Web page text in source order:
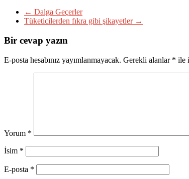
← Dalga Geçerler
Tüketicilerden fıkra gibi şikayetler →
Bir cevap yazın
E-posta hesabınız yayımlanmayacak. Gerekli alanlar * ile
Yorum *
İsim *
E-posta *